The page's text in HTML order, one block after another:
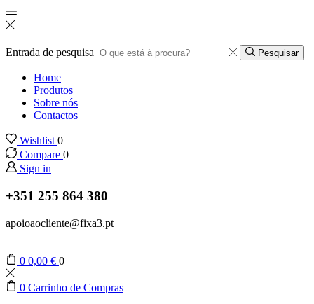
Entrada de pesquisa Pesquisar
Home
Produtos
Sobre nós
Contactos
Wishlist 0
Compare 0
Sign in
+351 255 864 380
apoioaocliente@fixa3.pt
0 0,00 € 0
0 Carrinho de Compras